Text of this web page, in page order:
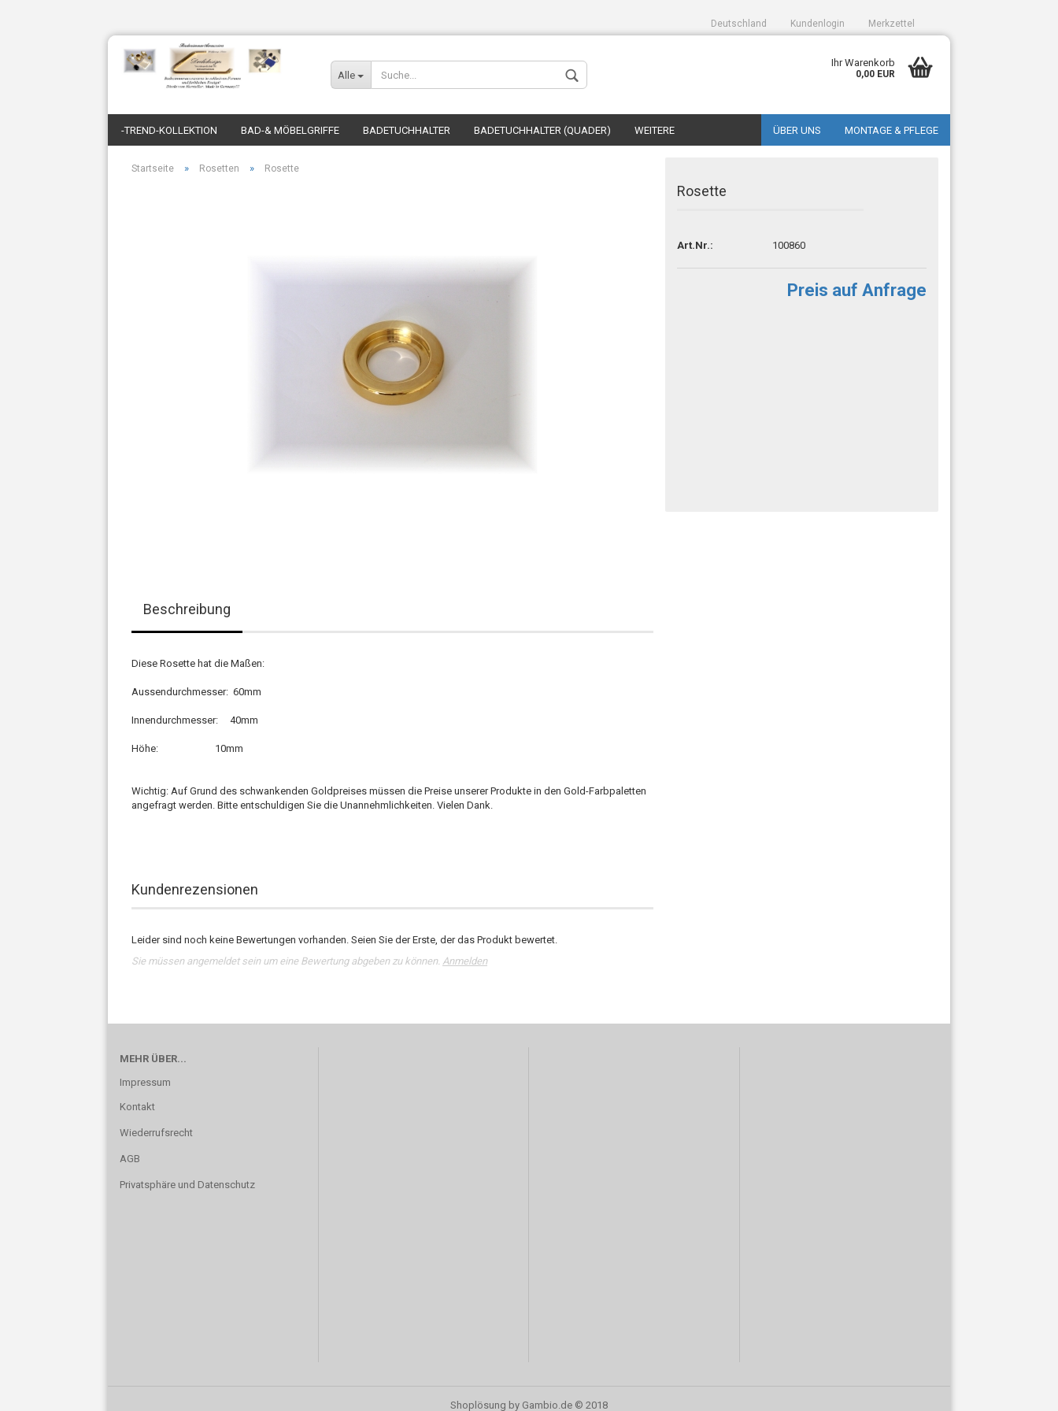
Deutschland
Lieferland
Kundenlogin
Konto erstellen
Merkzettel
Alle
Ihr Warenkorb
0,00 EUR
-TREND-KOLLEKTION BAD-& MÖBELGRIFFE BADETUCHHALTER BADETUCHHALTER (QUADER) ÜBER UNS MONTAGE & PFLEGE
WEITERE
Startseite » Rosetten » Rosette
Rosette
Art.Nr.: 100860
Preis auf Anfrage
Beschreibung
Diese Rosette hat die Maßen:
Aussendurchmesser: 60mm
Innendurchmesser: 40mm
Höhe: 10mm
Wichtig: Auf Grund des schwankenden Goldpreises müssen die Preise unserer Produkte in den Gold-Farbpaletten
angefragt werden. Bitte entschuldigen Sie die Unannehmlichkeiten. Vielen Dank.
Kundenrezensionen
Leider sind noch keine Bewertungen vorhanden. Seien Sie der Erste, der das Produkt bewertet.
Sie müssen angemeldet sein um eine Bewertung abgeben zu können. Anmelden
MEHR ÜBER...
Impressum
Kontakt
Wiederrufsrecht
AGB
Privatsphäre und Datenschutz
Shoplösung by Gambio.de © 2018